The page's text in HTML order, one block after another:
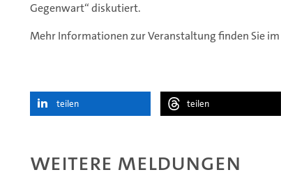
Gegenwart“ diskutiert.
Mehr Informationen zur Veranstaltung finden Sie im
teilen teilen
Weitere Meldungen